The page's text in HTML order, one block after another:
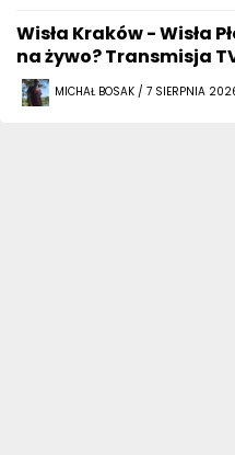
Wisła Kraków - Wisła
na żywo? Transmisja
MICHAŁ BOSAK / 7 SIERPNIA